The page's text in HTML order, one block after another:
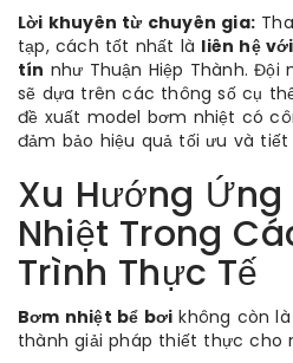
Lời khuyên từ chuyên gia:
tạp, cách tốt nhất là liên hệ
tín như Thuận Hiệp Thành.
sẽ dựa trên các thông số cụ
đề xuất model bơm nhiệt có
đảm bảo hiệu quả tối ưu và
Xu Hướng Ứng
Nhiệt Trong
Trình Thực Tế
Bơm nhiệt bể bơi không còn
thành giải pháp thiết thực cho